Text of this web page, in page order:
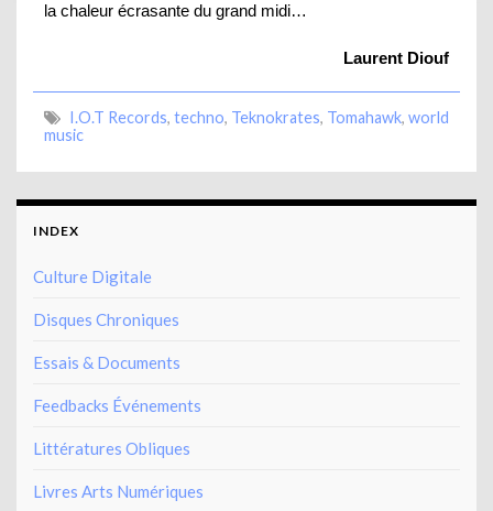
la chaleur écrasante du grand midi…
Laurent Diouf
I.O.T Records, techno, Teknokrates, Tomahawk, world
music
INDEX
Culture Digitale
Disques Chroniques
Essais & Documents
Feedbacks Événements
Littératures Obliques
Livres Arts Numériques